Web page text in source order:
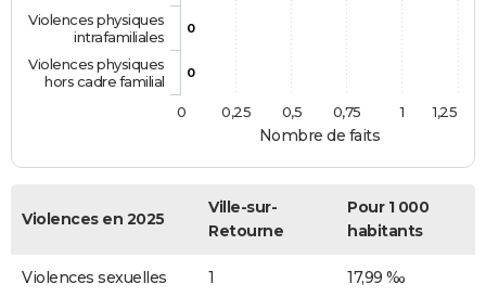
Nombre de faits
0
0
Violences physiques
intrafamiliales
Violences physiques
hors cadre familial
0
1
0,25 0,5 0,75 1,25
Violences en 2025
Ville-sur-
Retourne
Pour 1 000
habitants
Violences sexuelles 1 17,99 ‰